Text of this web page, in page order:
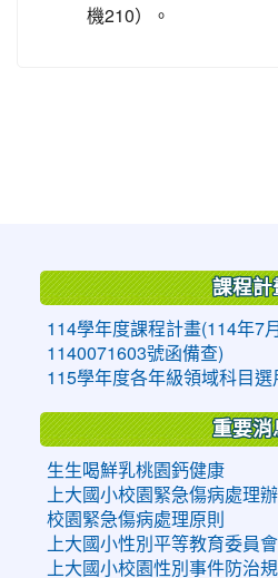
機210）。
課程計
114學年度課程計畫(114年7
1140071603號函備查)
115學年度各年級領域科目選
重要消
生生喝鮮乳桃園鈣健康
上大國小校園緊急傷病處理
校園緊急傷病處理原則
上大國小性別平等教育委員
上大國小校園性別事件防治